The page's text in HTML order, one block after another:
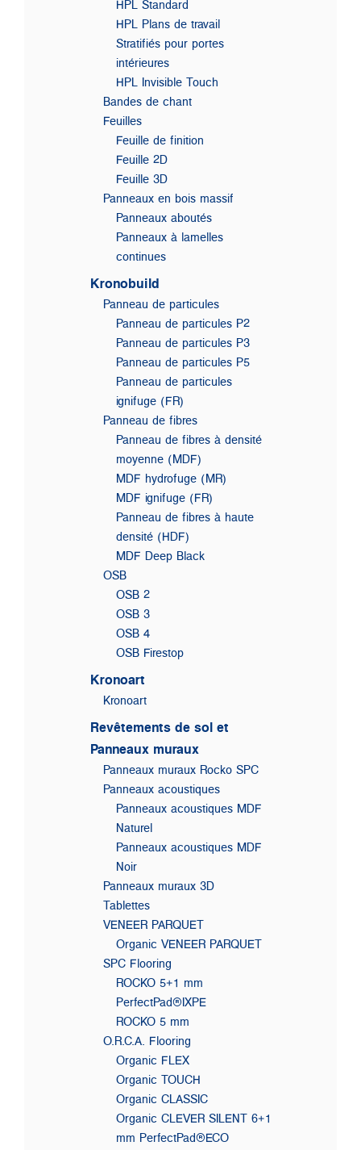
HPL Standard
HPL Plans de travail
Stratifiés pour portes
intérieures
HPL Invisible Touch
Bandes de chant
Feuilles
Feuille de finition
Feuille 2D
Feuille 3D
Panneaux en bois massif
Panneaux aboutés
Panneaux à lamelles
continues
Kronobuild
Panneau de particules
Panneau de particules P2
Panneau de particules P3
Panneau de particules P5
Panneau de particules
ignifuge (FR)
Panneau de fibres
Panneau de fibres à densité
moyenne (MDF)
MDF hydrofuge (MR)
MDF ignifuge (FR)
Panneau de fibres à haute
densité (HDF)
MDF Deep Black
OSB
OSB 2
OSB 3
OSB 4
OSB Firestop
Kronoart
Kronoart
Revêtements de sol et
Panneaux muraux
Panneaux muraux Rocko SPC
Panneaux acoustiques
Panneaux acoustiques MDF
Naturel
Panneaux acoustiques MDF
Noir
Panneaux muraux 3D
Tablettes
VENEER PARQUET
Organic VENEER PARQUET
SPC Flooring
ROCKO 5+1 mm
PerfectPad®IXPE
ROCKO 5 mm
O.R.C.A. Flooring
Organic FLEX
Organic TOUCH
Organic CLASSIC
Organic CLEVER SILENT 6+1
mm PerfectPad®ECO